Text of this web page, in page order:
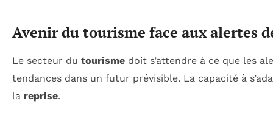
Avenir du tourisme face aux alertes
Le secteur du tourisme doit s’attendre à ce que les
tendances dans un futur prévisible. La capacité à
la reprise.